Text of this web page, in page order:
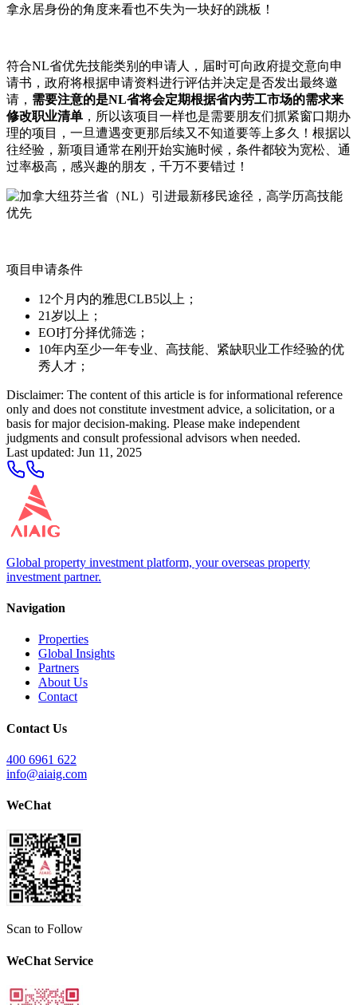
拿永居身份的角度来看也不失为一块好的跳板！
符合NL省优先技能类别的申请人，届时可向政府提交意向申
请书，政府将根据申请资料进行评估并决定是否发出最终邀
请， 需要注意的是NL省将会定期根据省内劳工市场的需求来
修改职业清单 ，所以该项目一样也是需要朋友们抓紧窗口期办
理的项目，一旦遭遇变更那后续又不知道要等上多久！根据以
往经验，新项目通常在刚开始实施时候，条件都较为宽松、通
过率极高，感兴趣的朋友，千万不要错过！
项目申请条件
12个月内的雅思CLB5以上；
21岁以上；
EOI打分择优筛选；
10年内至少一年专业、高技能、紧缺职业工作经验的优
秀人才；
Disclaimer: The content of this article is for informational reference
only and does not constitute investment advice, a solicitation, or a
basis for major decision-making. Please make independent
judgments and consult professional advisors when needed.
Last updated: Jun 11, 2025
Global property investment platform, your overseas property
investment partner.
Navigation
Properties
Global Insights
Partners
About Us
Contact
Contact Us
400 6961 622
info@aiaig.com
WeChat
Scan to Follow
WeChat Service